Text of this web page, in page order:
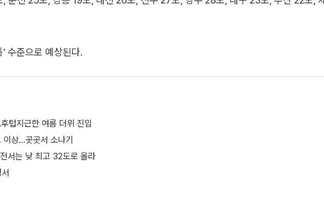
수준으로 예상된다.
텁지근한 여름 더위 진입
상…곳곳서 소나기
서는 낮 최고 32도로 올라